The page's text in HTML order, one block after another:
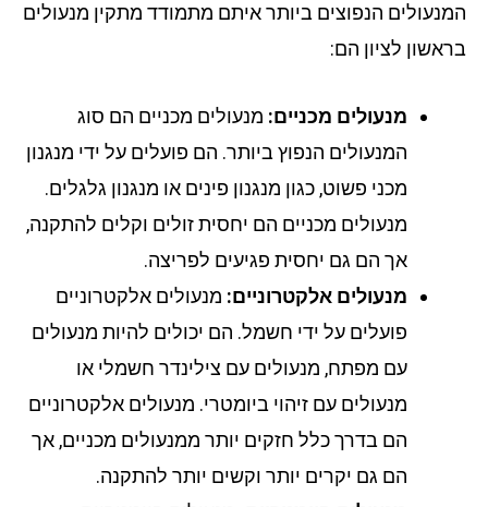
הנפוצים ביותר איתם מתמודד מתקין מנעולים
לציון הם:
מנעולים מכניים:מנעולים מכניים הם סוג
המנעולים הנפוץ ביותר. הם פועלים על ידי מנגנון
מכני פשוט, כגון מנגנון פינים או מנגנון גלגלים.
מנעולים מכניים הם יחסית זולים וקלים להתקנה,
אך הם גם יחסית פגיעים לפריצה.
מנעולים אלקטרוניים:מנעולים אלקטרוניים
פועלים על ידי חשמל. הם יכולים להיות מנעולים
עם מפתח, מנעולים עם צילינדר חשמלי או
מנעולים עם זיהוי ביומטרי. מנעולים אלקטרוניים
הם בדרך כלל חזקים יותר ממנעולים מכניים, אך
הם גם יקרים יותר וקשים יותר להתקנה.